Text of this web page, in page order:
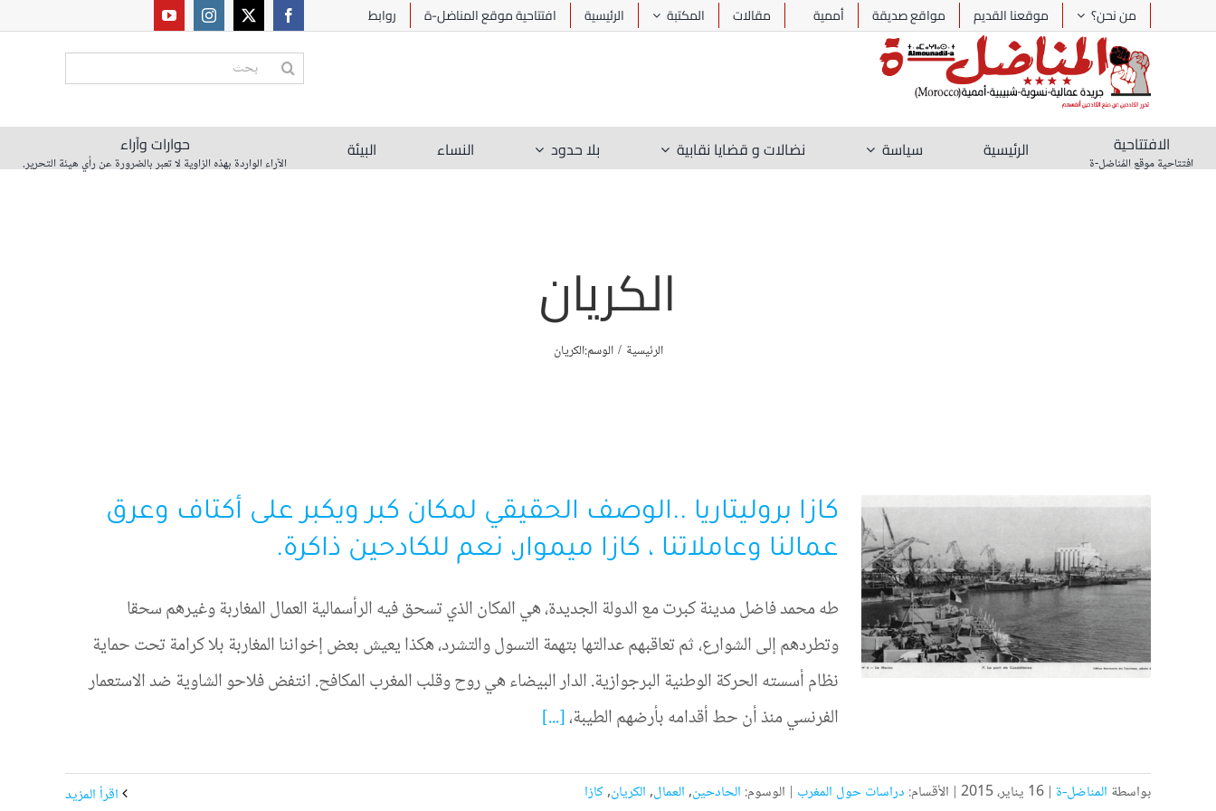
من نحن؟ موقعنا القديم مواقع صديقة أممية مقالات المكتبة الرئيسية افتتاحية موقع المناضل-ة روابط
البحث
الافتتاحية
افتتاحية موقع المُناضل-ة
الرئيسية سياسة نضالات و قضايا نقابية بلا حدود النساء البيئة حوارات وآراء
الآراء الواردة بهذه الزاوية لا تعبر بالضرورة عن رأي هيئة التحرير.
الكريان
الرئيسية الوسم:الكريان
كازا بروليتاريا ..الوصف الحقيقي لمكان كبر ويكبر على أكتاف وعرق
عمالنا وعاملاتنا ، كازا ميموار، نعم للكادحين ذاكرة.
طه محمد فاضل مدينة كبرت مع الدولة الجديدة، هي المكان الذي تسحق فيه الرأسمالية العمال المغاربة وغيرهم سحقا
وتطردهم إلى الشوارع، ثم تعاقبهم عدالتها بتهمة التسول والتشرد، هكذا يعيش بعض إخواننا المغاربة بلا كرامة تحت حماية
نظام أسسته الحركة الوطنية البرجوازية. الدار البيضاء هي روح وقلب المغرب المكافح. انتفض فلاحو الشاوية ضد الاستعمار
الفرنسي منذ أن حط أقدامه بأرضهم الطيبة،[...]
بواسطة المناضل-ة | 16 يناير، 2015 | الأقسام: دراسات حول المغرب | الوسوم: الحادحين,العمال,الكريان,كازا